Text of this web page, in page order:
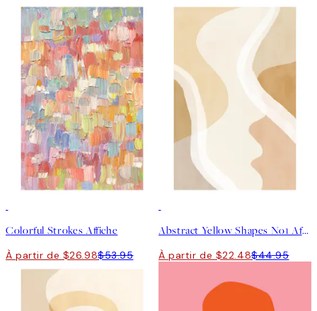
Colorful Strokes Affiche
À partir de $26.98$53.95
Abstract Yellow Shapes No1 Affiche
À partir de $22.48$44.95